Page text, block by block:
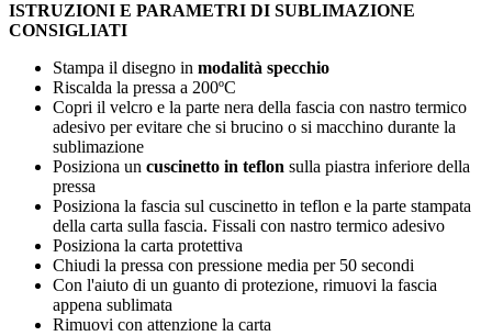
ISTRUZIONI E PARAMETRI DI SUBLIMAZIONE
CONSIGLIATI
Stampa il disegno in modalità specchio
Riscalda la pressa a 200ºC
Copri il velcro e la parte nera della fascia con nastro termico
adesivo per evitare che si brucino o si macchino durante la
sublimazione
Posiziona un cuscinetto in teflon sulla piastra inferiore della
pressa
Posiziona la fascia sul cuscinetto in teflon e la parte stampata
della carta sulla fascia. Fissali con nastro termico adesivo
Posiziona la carta protettiva
Chiudi la pressa con pressione media per 50 secondi
Con l'aiuto di un guanto di protezione, rimuovi la fascia
appena sublimata
Rimuovi con attenzione la carta